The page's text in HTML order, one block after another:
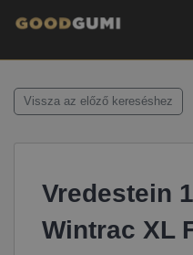
Vissza az előző kereséshez
Vredestein
Wintrac XL